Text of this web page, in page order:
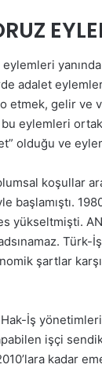
adalet
etmek, gelir
eylemleri
olduğu ve
koşullar
başlamıştı.
yükseltmişti.
Türk-
şartlar
İş
işçi
kadar